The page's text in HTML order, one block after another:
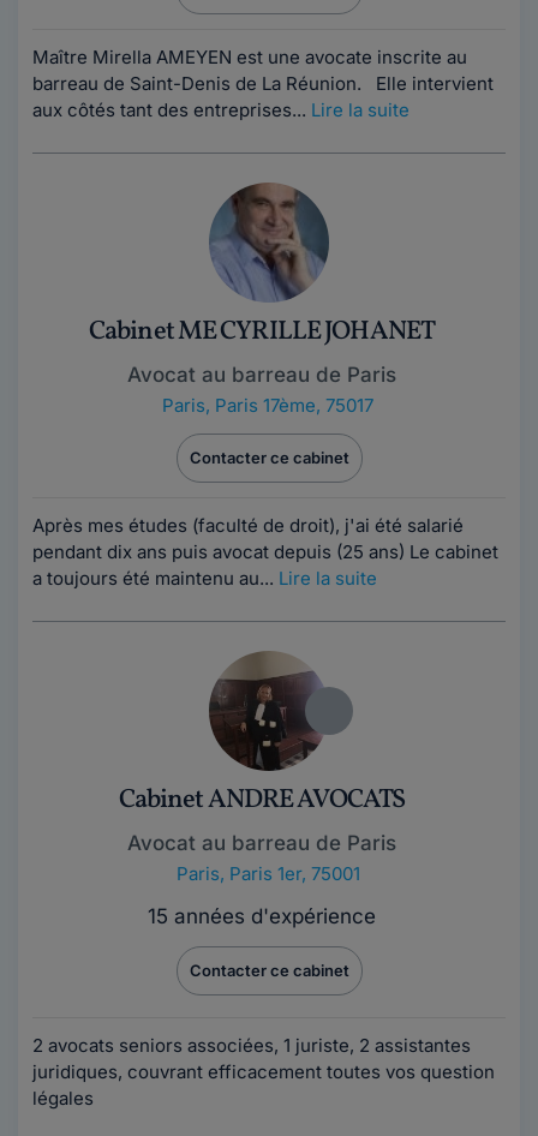
Maître Mirella AMEYEN est une avocate inscrite au
barreau de Saint-Denis de La Réunion. Elle intervient
aux côtés tant des entreprises... Lire la suite
Cabinet ME CYRILLE JOHANET
Avocat au barreau de Paris
Paris, Paris 17ème, 75017
Contacter ce cabinet
Après mes études (faculté de droit), j'ai été salarié
pendant dix ans puis avocat depuis (25 ans) Le cabinet
a toujours été maintenu au... Lire la suite
Cabinet ANDRE AVOCATS
Avocat au barreau de Paris
Paris, Paris 1er, 75001
15 années d'expérience
Contacter ce cabinet
2 avocats seniors associées, 1 juriste, 2 assistantes
juridiques, couvrant efficacement toutes vos question
légales